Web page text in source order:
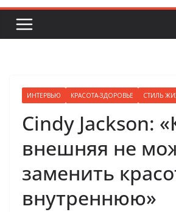
ИНТЕРВЬЮ КРАСОТА-ЗДОРОВЬЕ СТИЛЬ
Cindy Jackson:
внешняя не
заменить
внутреннюю»